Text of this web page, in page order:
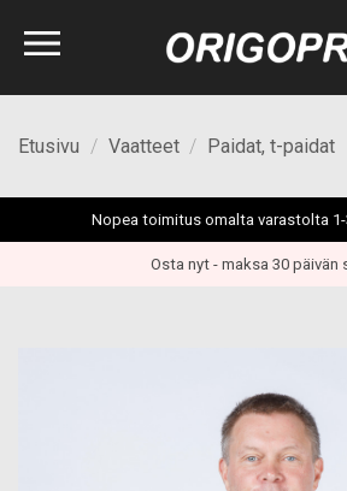
Etusivu / Vaatteet / Paidat, t-paidat
Nopea toimitus omalta varastolta
Osta nyt - maksa 30 päivän